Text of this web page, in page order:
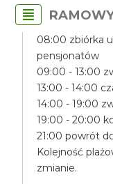
08:00 zbiórka
pensjonatów
09:00 - 13:00
13:00 - 14:00
14:00 - 19:00
19:00 - 20:00
21:00 powrót
Kolejność
zmianie.